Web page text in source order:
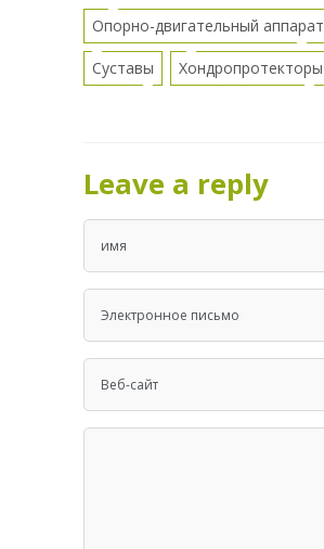
Опорно-двигательный аппарат
Суставы Хондропротекторы
Leave a reply